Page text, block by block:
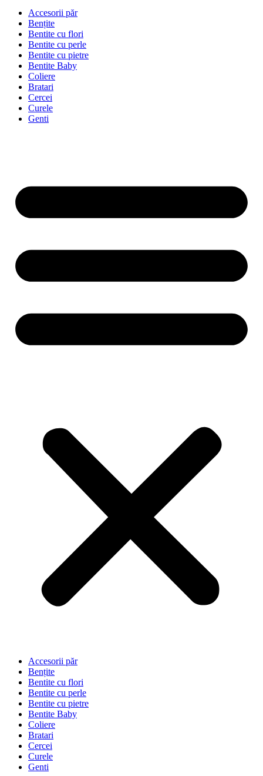
Accesorii păr
Bențite
Bentite cu flori
Bentite cu perle
Bentite cu pietre
Bentite Baby
Coliere
Bratari
Cercei
Curele
Genti
Accesorii păr
Bențite
Bentite cu flori
Bentite cu perle
Bentite cu pietre
Bentite Baby
Coliere
Bratari
Cercei
Curele
Genti